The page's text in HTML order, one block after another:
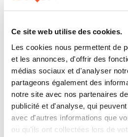
Ce site web utilise des cookies.
Les cookies nous permettent de
et les annonces, d'offrir des
médias sociaux et d'analyser
partageons également des
notre site avec nos partenaires
publicité et d'analyse, qui
avec d'autres informations que
ou qu'ils ont collectées lors de
elle leur apporte un trafic
les équipes commerciales,
Pour les équipes marketing,
relier visibilité et performance.
digitales, c’est un moyen de
fluide.